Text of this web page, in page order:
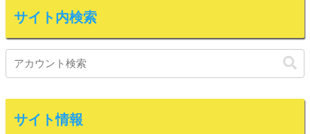
サイト内検索
サイト情報